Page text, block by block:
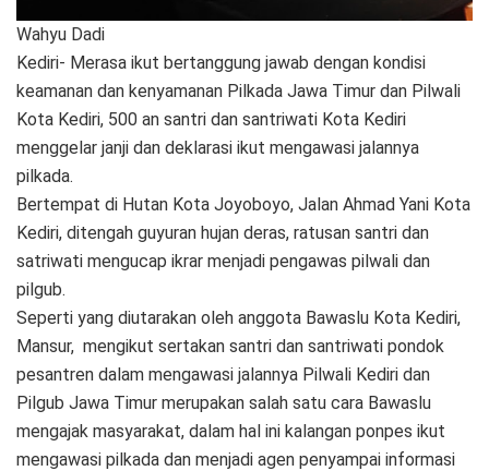
Wahyu Dadi
Kediri- Merasa ikut bertanggung jawab dengan kondisi
keamanan dan kenyamanan Pilkada Jawa Timur dan Pilwali
Kota Kediri, 500 an santri dan santriwati Kota Kediri
menggelar janji dan deklarasi ikut mengawasi jalannya
pilkada.
Bertempat di Hutan Kota Joyoboyo, Jalan Ahmad Yani Kota
Kediri, ditengah guyuran hujan deras, ratusan santri dan
satriwati mengucap ikrar menjadi pengawas pilwali dan
pilgub.
Seperti yang diutarakan oleh anggota Bawaslu Kota Kediri,
Mansur, mengikut sertakan santri dan santriwati pondok
pesantren dalam mengawasi jalannya Pilwali Kediri dan
Pilgub Jawa Timur merupakan salah satu cara Bawaslu
mengajak masyarakat, dalam hal ini kalangan ponpes ikut
mengawasi pilkada dan menjadi agen penyampai informasi